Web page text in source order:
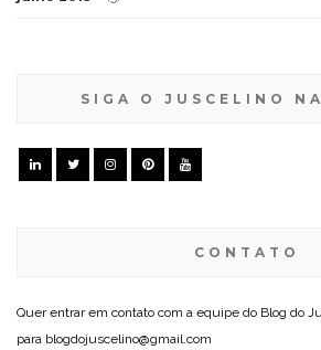
SIGA O JUSCELINO
CONTATO
Quer entrar em contato com a equipe do Blog do
para blogdojuscelino@gmail.com